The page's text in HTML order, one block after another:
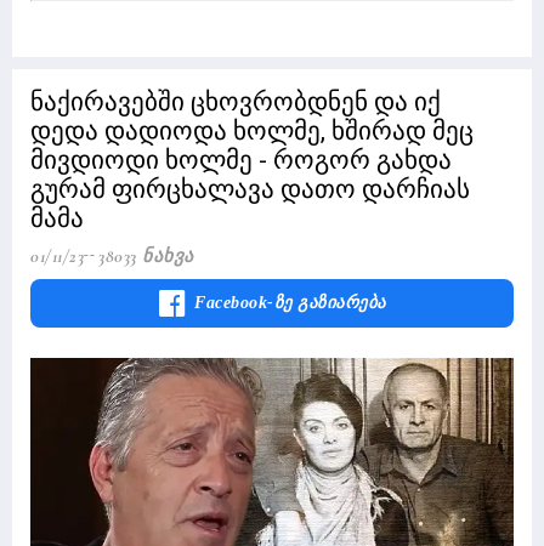
ნაქირავებში ცხოვრობდნენ და იქ
დედა დადიოდა ხოლმე, ხშირად მეც
მივდიოდი ხოლმე - როგორ გახდა
გურამ ფირცხალავა დათო დარჩიას
მამა
01/11/23 38033 Ნახვა
Facebook-Ზე Გაზიარება